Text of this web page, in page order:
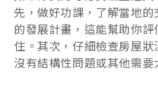
先，做好功課，了解當地
的發展計畫，這能幫助你
住。其次，仔細檢查房屋
沒有結構性問題或其他需要